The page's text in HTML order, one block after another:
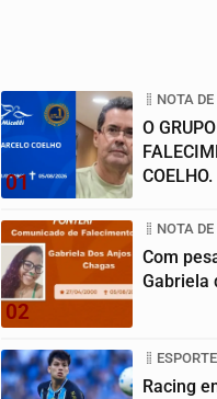
01
NOTA
O
COELHO.
02
NOTA
Com
Gabriela
ESPORTE
Racing